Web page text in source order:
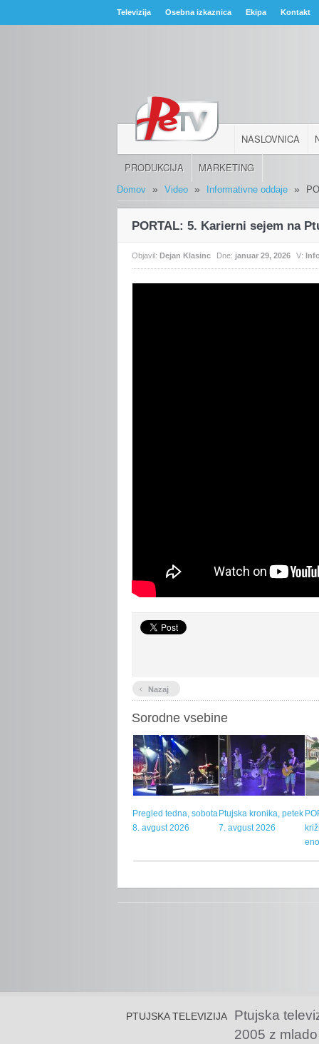
Televizija Osebna izkaznica Ekipa Kontakt
NASLOVNICA
PRODUKCIJA MARKETING
Domov » Video » Informativne oddaje »
PORTAL: 5. Karierni sejem na
Objavil:Dejan Klasinc Dne: januar 29, 2026 V:
‹ Nazaj
Sorodne vsebine
Pregled tedna, sobota
8. avgust 2026
Ptujska kronika, petek
7. avgust 2026
PTUJSKA TELEVIZIJA
Ptujska
2005 z